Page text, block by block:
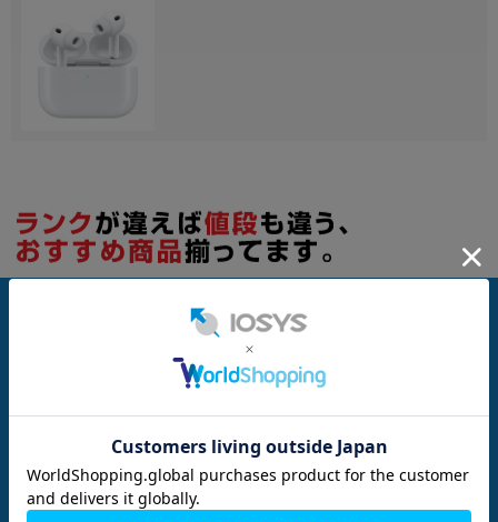
付属品: 箱/スピーカーを搭載したストラップループ付きMagSafe充電ケース(USB-C)/シリコーン製イヤーチップ(XXS/XS/S/M/L)/マニュアル
メーカー：Apple
発売日：2025/09
在庫数：8
メーカー：Apple
発売日：2025/09
在庫数：7